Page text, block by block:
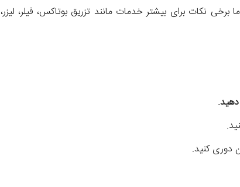
نکات برای بیشتر خدمات مانند تزریق بوتاکس، فیلر، لیزر،